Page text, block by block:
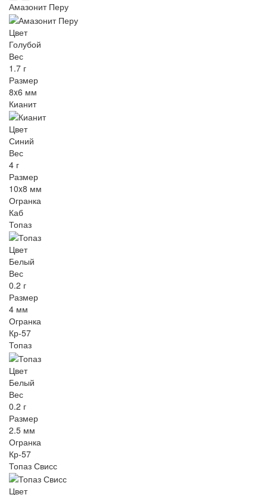
Амазонит Перу
Цвет
Голубой
Вес
1.7 г
Размер
8x6 мм
Кианит
Цвет
Синий
Вес
4 г
Размер
10x8 мм
Огранка
Каб
Топаз
Цвет
Белый
Вес
0.2 г
Размер
4 мм
Огранка
Кр-57
Топаз
Цвет
Белый
Вес
0.2 г
Размер
2.5 мм
Огранка
Кр-57
Топаз Свисс
Цвет